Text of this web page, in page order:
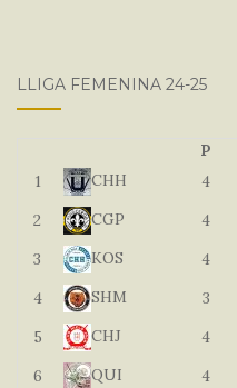
LLIGA FEMENINA 24-25
P
1
CHH 4
2
CGP 4
3
KOS 4
4
SHM 3
5
CHJ 4
6
QUI 4